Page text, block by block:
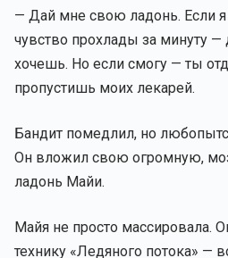
— Дай мне свою ладонь. Если я
чувство прохлады за минуту —
хочешь. Но если смогу — ты
пропустишь моих лекарей.
Бандит помедлил, но
Он вложил свою огромную,
ладонь Майи.
Майя не просто массировала.
технику «Ледяного потока» —